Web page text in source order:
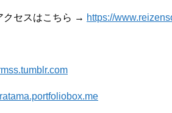
クセスはこちら → https://